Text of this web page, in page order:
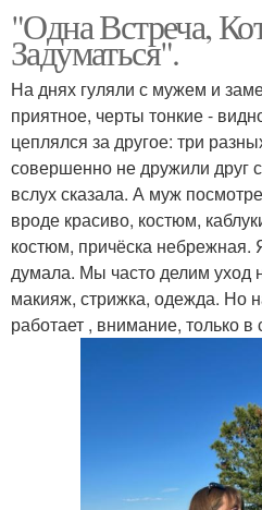
"Одна Встреча,
Задуматься".
На днях гуляли с мужем и
приятное, черты тонкие -
цеплялся за другое: три
совершенно не дружили друг
вслух сказала. А муж
вроде красиво, костюм,
костюм, причёска небрежная.
думала. Мы часто делим уход
макияж, стрижка, одежда. Но
работает , внимание, только в